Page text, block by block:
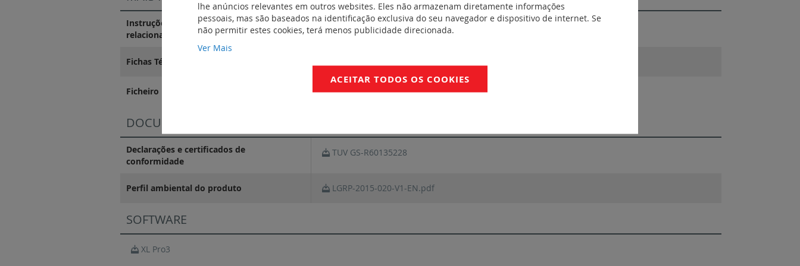
Instruções de instalação e documentos
relacionados
NotíciaTécnica_LE08301AA-01.pdf
Fichas Técnicas
Ficheiro BIM Legrand_Atlantic_vertical_version_references_036910_to_036950.rfa
DOCUMENTAÇÃO DE CONFORMIDADE
Declarações e certificados de
conformidade
TUV GS-R60135228
Perfil ambiental do produto LGRP-2015-020-V1-EN.pdf
SOFTWARE
XL Pro3
lhe anúncios relevantes em outros websites. Eles não armazenam diretamente informações
pessoais, mas são baseados na identificação exclusiva do seu navegador e dispositivo de internet. Se
não permitir estes cookies, terá menos publicidade direcionada.
Ver Mais
ACEITAR TODOS OS COOKIES